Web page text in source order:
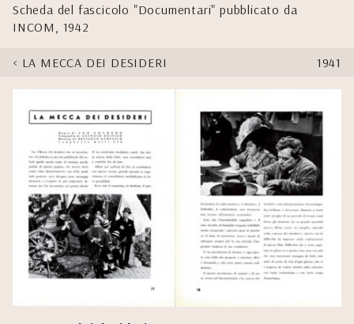
Scheda del fascicolo "Documentari" pubblicato da
INCOM, 1942
LA MECCA DEI DESIDERI 1941